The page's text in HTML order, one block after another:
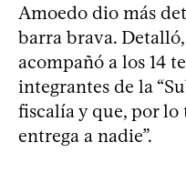
Amoedo dio más
barra brava.
acompañó a los 14
integrantes de la
fiscalía y que, por lo
entrega a nadie”.